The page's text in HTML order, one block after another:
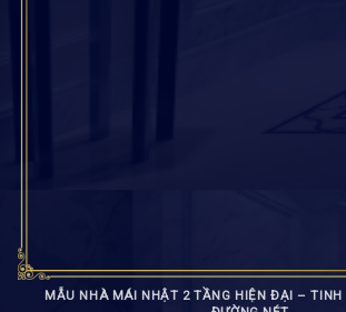
MẪU NHÀ MÁI NHẬT 2 TẦNG HIỆN ĐẠI – TINH